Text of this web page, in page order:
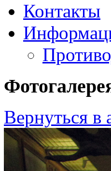
Контакты
Вернуться в